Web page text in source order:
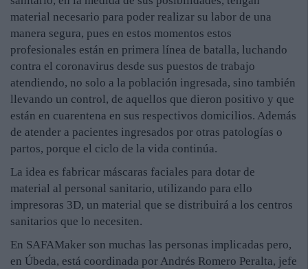
material necesario para poder realizar su labor de una
manera segura, pues en estos momentos estos
profesionales están en primera línea de batalla, luchando
contra el coronavirus desde sus puestos de trabajo
atendiendo, no solo a la población ingresada, sino también
llevando un control, de aquellos que dieron positivo y que
están en cuarentena en sus respectivos domicilios. Además
de atender a pacientes ingresados por otras patologías o
partos, porque el ciclo de la vida continúa.
La idea es fabricar máscaras faciales para dotar de
material al personal sanitario, utilizando para ello
impresoras 3D, un material que se distribuirá a los centros
sanitarios que lo necesiten.
En SAFAMaker son muchas las personas implicadas pero,
en Úbeda, está coordinada por Andrés Romero Peralta, jefe